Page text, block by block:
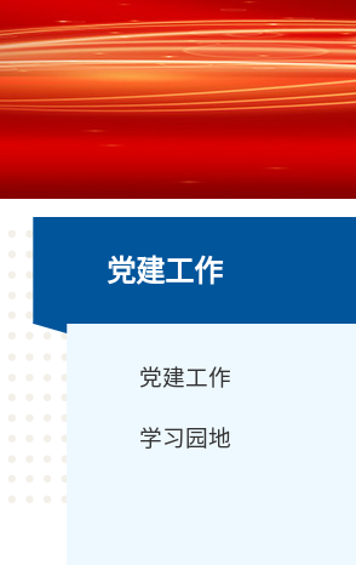
党建工作
党建工作
学习园地